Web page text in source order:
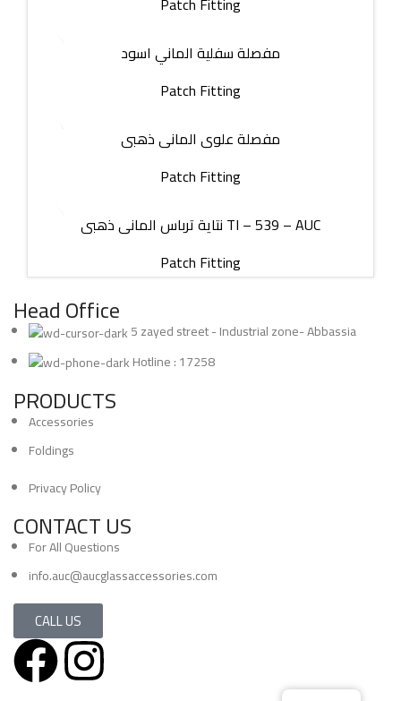
مفصلة سفلية الماني اسود
Patch Fitting
مفصلة علوى المانى ذهبى
Patch Fitting
نتاية ترباس المانى ذهبى TI – 539 – AUC
Patch Fitting
Head Office
5 zayed street - Industrial zone- Abbassia
Hotline : 17258
PRODUCTS
Accessories
Foldings
Privacy Policy
CONTACT US
For All Questions
info.auc@aucglassaccessories.com
CALL US